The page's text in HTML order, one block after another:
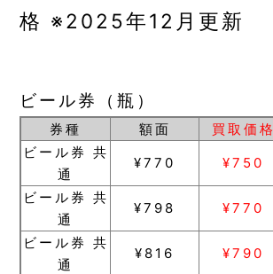
格 ※2025年12月更新
ビール券（瓶）
券種 額面 買取価格
ビール券 共
通
¥770 ¥750
ビール券 共
通
¥798 ¥770
ビール券 共
通
¥816 ¥790